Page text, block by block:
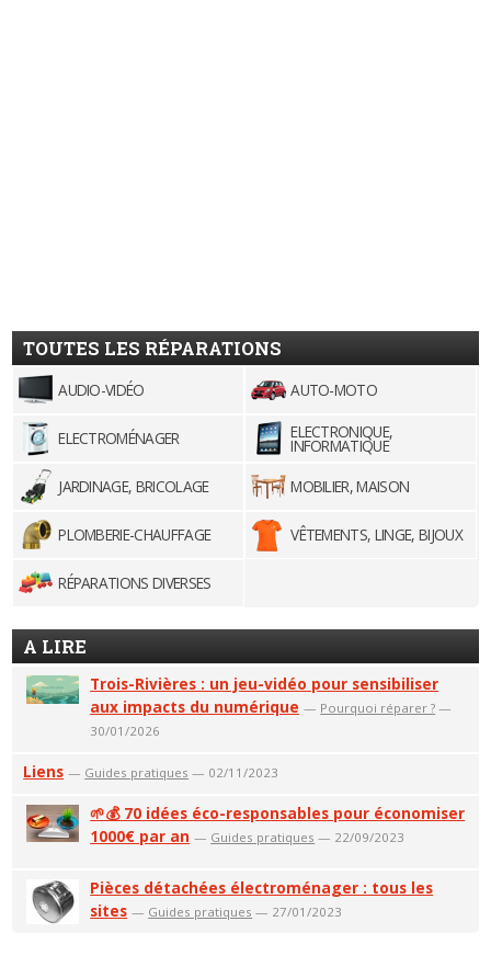
TOUTES LES RÉPARATIONS
AUDIO-VIDÉO AUTO-MOTO
ELECTROMÉNAGER ELECTRONIQUE,
INFORMATIQUE
JARDINAGE, BRICOLAGE
MOBILIER, MAISON
PLOMBERIE-CHAUFFAGE VÊTEMENTS, LINGE, BIJOUX
RÉPARATIONS DIVERSES
A LIRE
Trois-Rivières : un jeu-vidéo pour sensibiliser
aux impacts du numérique — Pourquoi réparer ? —
30/01/2026
Liens — Guides pratiques — 02/11/2023
🌱💰 70 idées éco-responsables pour économiser
1000€ par an — Guides pratiques — 22/09/2023
Pièces détachées électroménager : tous les
sites — Guides pratiques — 27/01/2023